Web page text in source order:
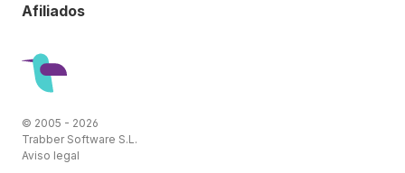
Afiliados
© 2005 - 2026
Trabber Software S.L.
Aviso legal